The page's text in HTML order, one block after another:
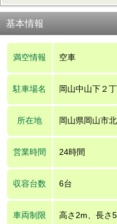
基本情報
満空情報 空車
駐車場名 岡山中山下２
所在地 岡山県岡山市
営業時間 24時間
収容台数 6台
車両制限 高さ2m、長さ